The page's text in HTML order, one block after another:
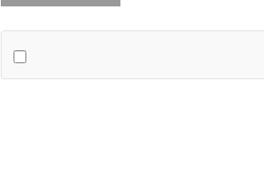
R7